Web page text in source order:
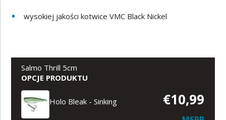
wysokiej jakości kotwice VMC Black Nickel
Salmo Thrill 5cm
OPCJE PRODUKTU
Holo Bleak - Sinking €10,99